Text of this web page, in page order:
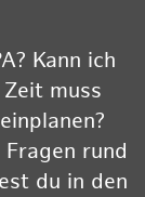
Kann ich
muss
rund
du in den